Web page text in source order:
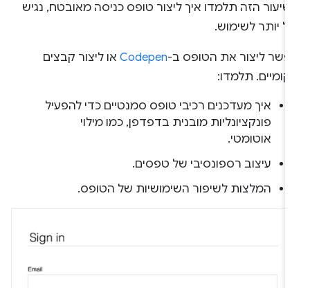
הזה תלמדו איך ליצור טופס כניסה מאובטח, נגיש
יותר לשימוש.
ליצור את הטופס ב-Codepenאו ליצור קבצים
תלמדו:
איך מעדכנים רכיבי טופס סמנטיים כדי להפעיל
פונקציונליות מובנית בדפדפן, כמו מילוי
אוטומטי.
עיצוב רספונסיבי של טפסים.
המלצות לשיפור השימושיות של הטופס.